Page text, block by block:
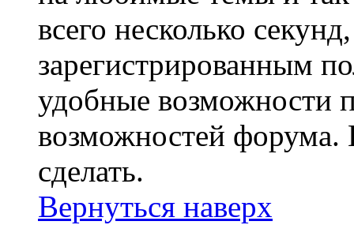
всего несколько
зарегистрированным
удобные возможности
возможностей
сделать.
Вернуться наверх